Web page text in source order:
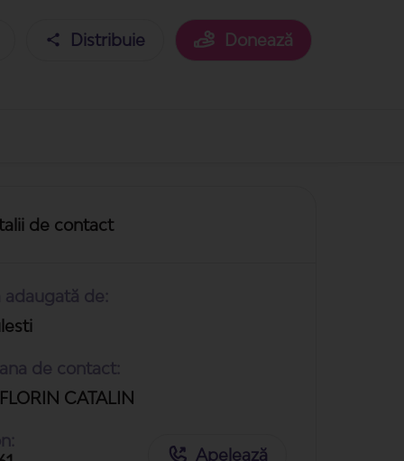
Distribuie Donează
de contact
adaugată de:
de contact:
CATALIN
Apelează